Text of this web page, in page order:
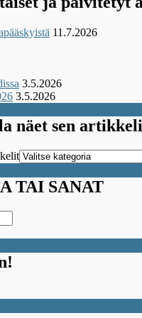
11.7.2026
3.5.2026
3.5.2026
näet sen
TAI SANAT